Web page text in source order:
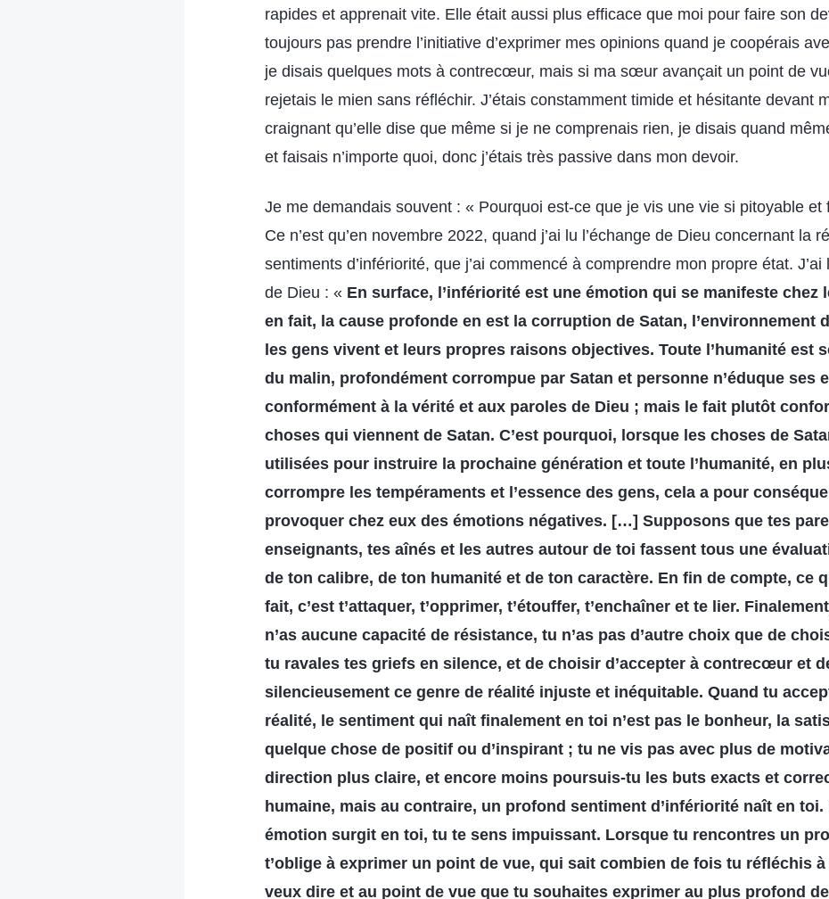
rapides et apprenait vite. Elle était aussi plus efficace que moi pour faire son
toujours pas prendre l’initiative d’exprimer mes opinions quand je coopérais
je disais quelques mots à contrecœur, mais si ma sœur avançait un point de
rejetais le mien sans réfléchir. J’étais constamment timide et hésitante devant
craignant qu’elle dise que même si je ne comprenais rien, je disais quand
et faisais n’importe quoi, donc j’étais très passive dans mon devoir.
Je me demandais souvent : « Pourquoi est-ce que je vis une vie si pitoyable et
Ce n’est qu’en novembre 2022, quand j’ai lu l’échange de Dieu concernant la
sentiments d’infériorité, que j’ai commencé à comprendre mon propre état.
de Dieu : « En surface, l’infériorité est une émotion qui se manifeste chez
en fait, la cause profonde en est la corruption de Satan, l’environnement
les gens vivent et leurs propres raisons objectives. Toute l’humanité est
du malin, profondément corrompue par Satan et personne n’éduque ses
conformément à la vérité et aux paroles de Dieu ; mais le fait plutôt
choses qui viennent de Satan. C’est pourquoi, lorsque les choses de
utilisées pour instruire la prochaine génération et toute l’humanité, en
corrompre les tempéraments et l’essence des gens, cela a pour
provoquer chez eux des émotions négatives. […] Supposons que tes
enseignants, tes aînés et les autres autour de toi fassent tous une
de ton calibre, de ton humanité et de ton caractère. En fin de compte, ce
fait, c’est t’attaquer, t’opprimer, t’étouffer, t’enchaîner et te lier.
n’as aucune capacité de résistance, tu n’as pas d’autre choix que de
tu ravales tes griefs en silence, et de choisir d’accepter à contrecœur et
silencieusement ce genre de réalité injuste et inéquitable. Quand tu
réalité, le sentiment qui naît finalement en toi n’est pas le bonheur, la
quelque chose de positif ou d’inspirant ; tu ne vis pas avec plus de
direction plus claire, et encore moins poursuis-tu les buts exacts et
humaine, mais au contraire, un profond sentiment d’infériorité naît en
émotion surgit en toi, tu te sens impuissant. Lorsque tu rencontres un
t’oblige à exprimer un point de vue, qui sait combien de fois tu réfléchis à
veux dire et au point de vue que tu souhaites exprimer au plus profond